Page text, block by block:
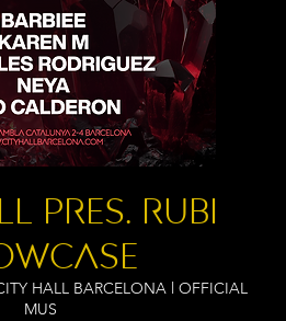
pres. RUBI
HALL BARCELONA l OFFICIAL
MUS